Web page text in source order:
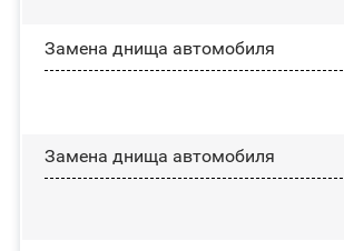
Замена днища автомобиля
Замена днища автомобиля